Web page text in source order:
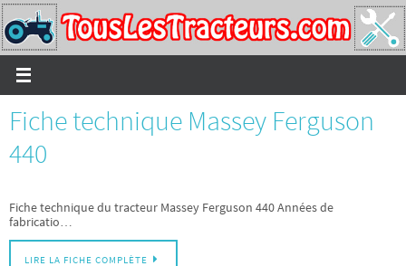
Passer
vers
le
contenu
Fiche technique Massey Ferguson
440
Fiche technique du tracteur Massey Ferguson 440 Années de
fabricatio…
LIRE LA FICHE COMPLÈTE